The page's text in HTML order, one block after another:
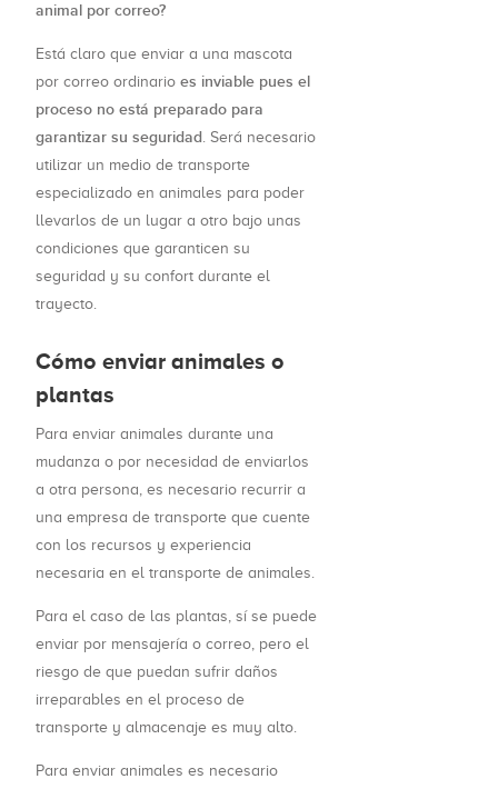
animal por correo?
Está claro que enviar a una mascota
por correo ordinario es inviable pues el
proceso no está preparado para
garantizar su seguridad. Será necesario
utilizar un medio de transporte
especializado en animales para poder
llevarlos de un lugar a otro bajo unas
condiciones que garanticen su
seguridad y su confort durante el
trayecto.
Cómo enviar animales o
plantas
Para enviar animales durante una
mudanza o por necesidad de enviarlos
a otra persona, es necesario recurrir a
una empresa de transporte que cuente
con los recursos y experiencia
necesaria en el transporte de animales.
Para el caso de las plantas, sí se puede
enviar por mensajería o correo, pero el
riesgo de que puedan sufrir daños
irreparables en el proceso de
transporte y almacenaje es muy alto.
Para enviar animales es necesario